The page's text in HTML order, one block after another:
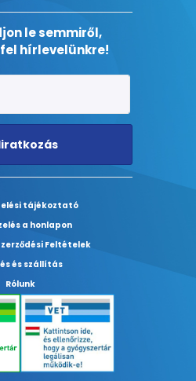
le semmiről,
hírlevelünkre!
tájékoztató
a honlapon
Feltételek
és szállítás
Rólunk